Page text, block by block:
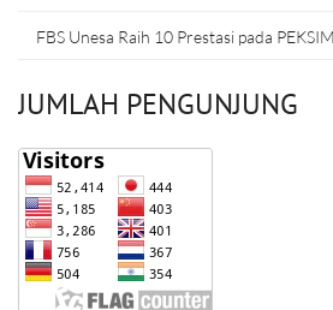
FBS Unesa Raih 10 Prestasi pada
JUMLAH PENGUNJUNG